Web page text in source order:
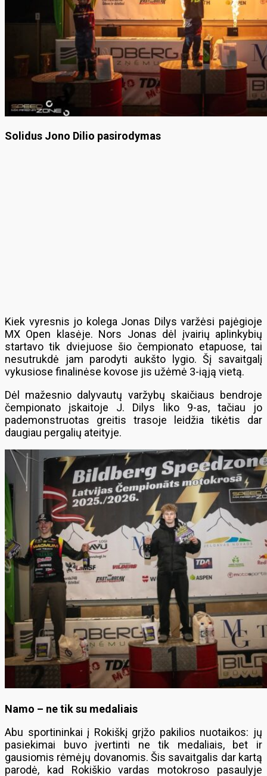
Solidus Jono Dilio pasirodymas
Kiek vyresnis jo kolega Jonas Dilys varžėsi pajėgioje
MX Open klasėje. Nors Jonas dėl įvairių aplinkybių
startavo tik dviejuose šio čempionato etapuose, tai
nesutrukdė jam parodyti aukšto lygio. Šį savaitgalį
vykusiose finalinėse kovose jis užėmė 3-iąją vietą.
Dėl mažesnio dalyvautų varžybų skaičiaus bendroje
čempionato įskaitoje J. Dilys liko 9-as, tačiau jo
pademonstruotas greitis trasoje leidžia tikėtis dar
daugiau pergalių ateityje.
Namo – ne tik su medaliais
Abu sportininkai į Rokiškį grįžo pakilios nuotaikos: jų
pasiekimai buvo įvertinti ne tik medaliais, bet ir
gausiomis rėmėjų dovanomis. Šis savaitgalis dar kartą
parodė, kad Rokiškio vardas motokroso pasaulyje